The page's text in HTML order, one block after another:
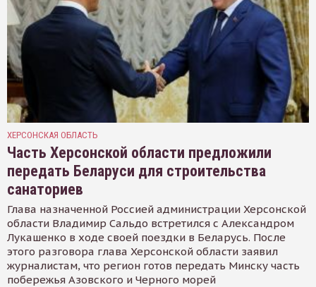
ХЕРСОНСКАЯ ОБЛАСТЬ
Часть Херсонской области предложили
передать Беларуси для строительства
санаториев
Глава назначенной Россией администрации Херсонской
области Владимир Сальдо встретился с Александром
Лукашенко в ходе своей поездки в Беларусь. После
этого разговора глава Херсонской области заявил
журналистам, что регион готов передать Минску часть
побережья Азовского и Черного морей